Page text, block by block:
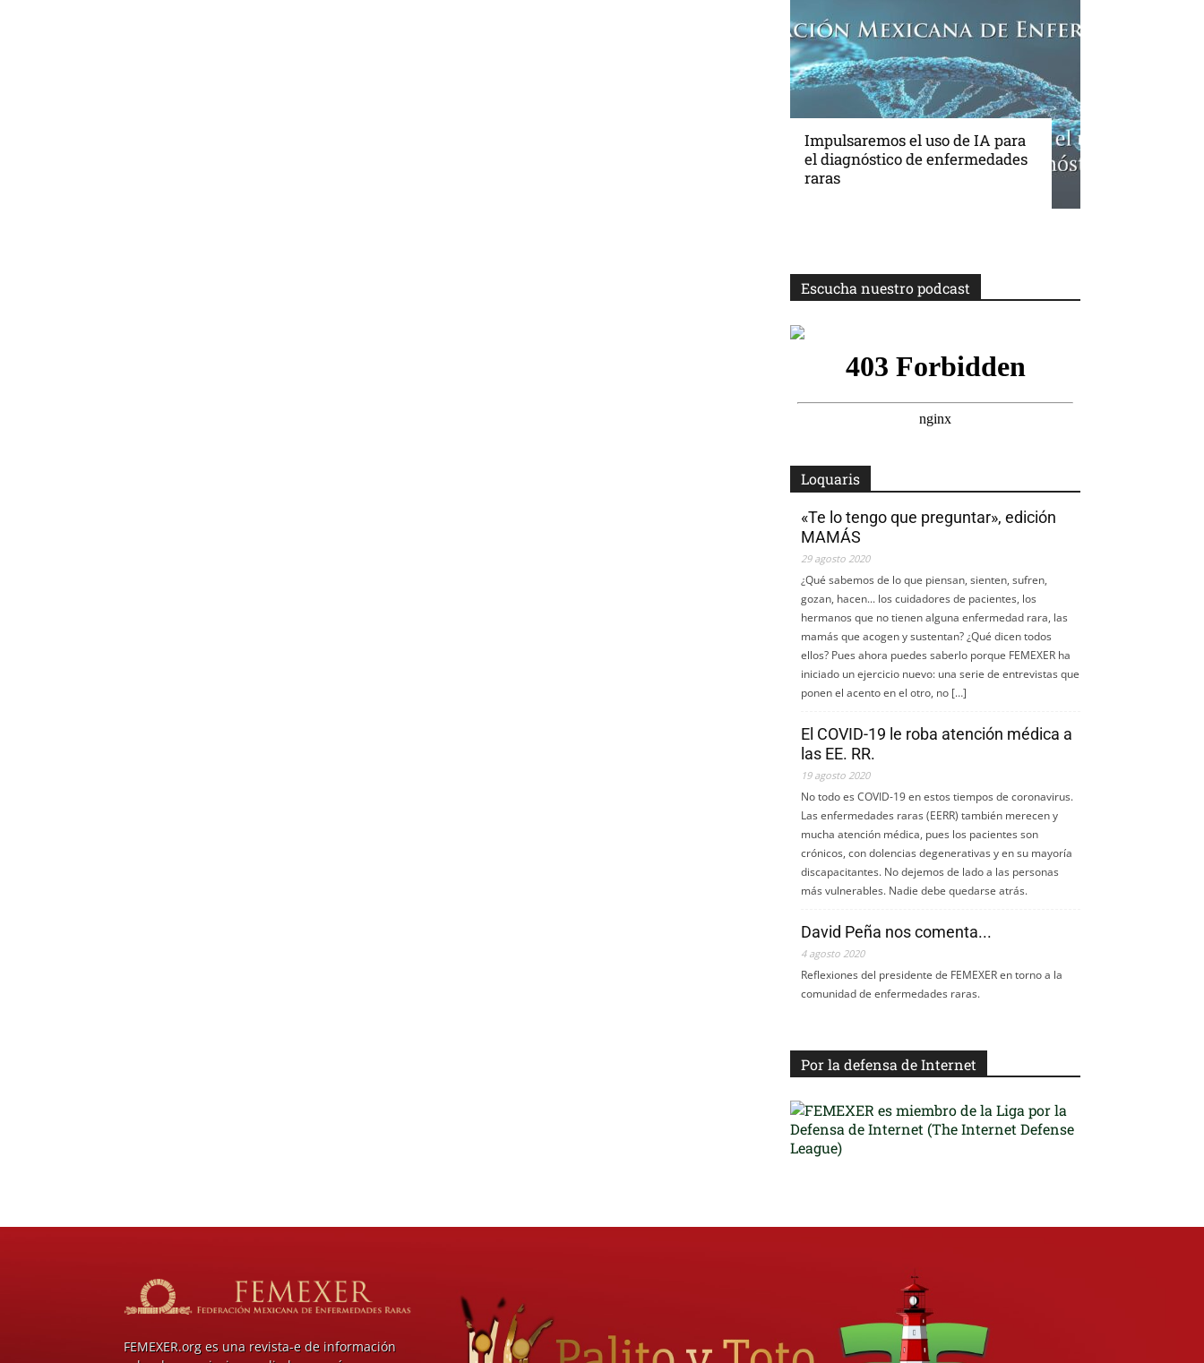
Impulsaremos el uso de IA para
el diagnóstico de enfermedades
raras
Escucha nuestro podcast
Loquaris
«Te lo tengo que preguntar», edición
MAMÁS
29 agosto 2020
¿Qué sabemos de lo que piensan, sienten, sufren,
gozan, hacen... los cuidadores de pacientes, los
hermanos que no tienen alguna enfermedad rara, las
mamás que acogen y sustentan? ¿Qué dicen todos
ellos? Pues ahora puedes saberlo porque FEMEXER ha
iniciado un ejercicio nuevo: una serie de entrevistas que
ponen el acento en el otro, no […]
El COVID-19 le roba atención médica a
las EE. RR.
19 agosto 2020
No todo es COVID-19 en estos tiempos de coronavirus.
Las enfermedades raras (EERR) también merecen y
mucha atención médica, pues los pacientes son
crónicos, con dolencias degenerativas y en su mayoría
discapacitantes. No dejemos de lado a las personas
más vulnerables. Nadie debe quedarse atrás.
David Peña nos comenta...
4 agosto 2020
Reflexiones del presidente de FEMEXER en torno a la
comunidad de enfermedades raras.
Por la defensa de Internet
FEMEXER.org es una revista-e de información